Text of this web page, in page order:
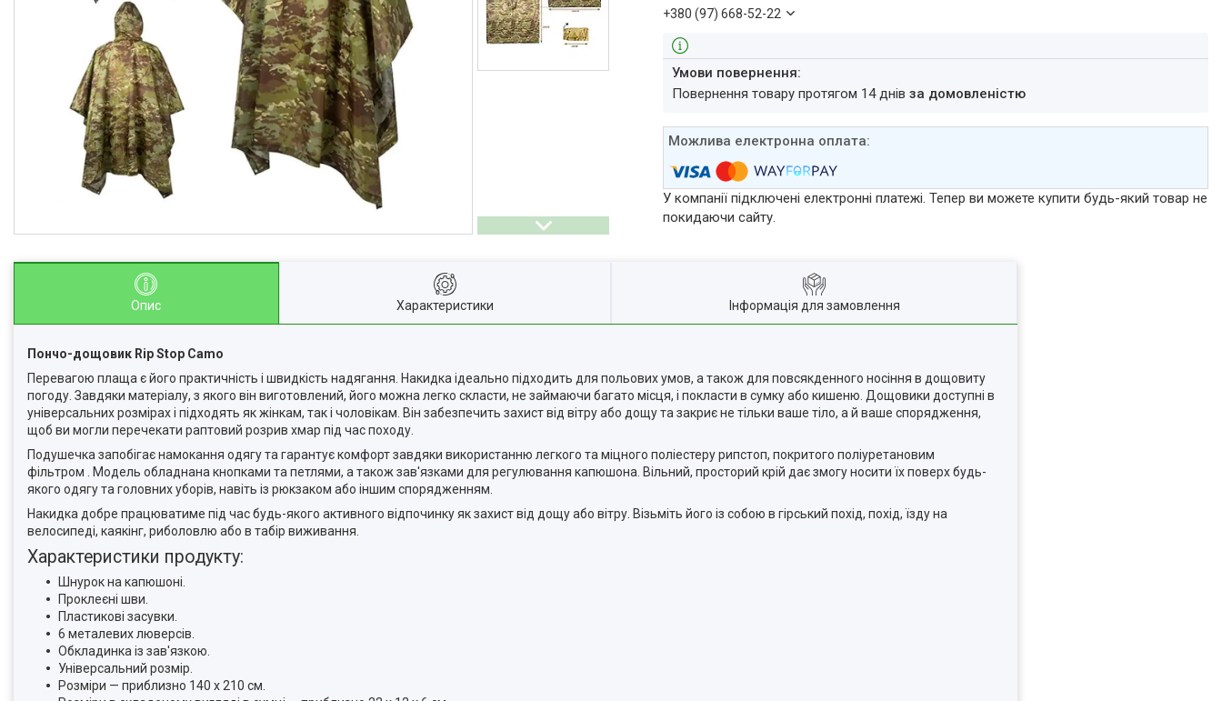
+380 (97) 668-52-22
повернення товару протягом 14 днівза домовленістю
У компанії підключені електронні платежі. Тепер ви можете купити будь-який товар не
покидаючи сайту.
Опис Характеристики Інформація для замовлення
Пончо-дощовик Rip Stop Camo
Перевагою плаща є його практичність і швидкість надягання. Накидка ідеально підходить для польових умов, а також для повсякденного носіння в дощовиту
погоду. Завдяки матеріалу, з якого він виготовлений, його можна легко скласти, не займаючи багато місця, і покласти в сумку або кишеню. Дощовики доступні в
універсальних розмірах і підходять як жінкам, так і чоловікам. Він забезпечить захист від вітру або дощу та закриє не тільки ваше тіло, а й ваше спорядження,
щоб ви могли перечекати раптовий розрив хмар під час походу.
Подушечка запобігає намокання одягу та гарантує комфорт завдяки використанню легкого та міцного поліестеру рипстоп, покритого поліуретановим
фільтром . Модель обладнана кнопками та петлями, а також зав'язками для регулювання капюшона. Вільний, просторий крій дає змогу носити їх поверх будь-
якого одягу та головних уборів, навіть із рюкзаком або іншим спорядженням.
Накидка добре працюватиме під час будь-якого активного відпочинку як захист від дощу або вітру. Візьміть його із собою в гірський похід, похід, їзду на
велосипеді, каякінг, риболовлю або в табір виживання.
Характеристики продукту:
Шнурок на капюшоні.
Проклеєні шви.
Пластикові засувки.
6 металевих люверсів.
Обкладинка із зав'язкою.
Універсальний розмір.
Розміри — приблизно 140 х 210 см.